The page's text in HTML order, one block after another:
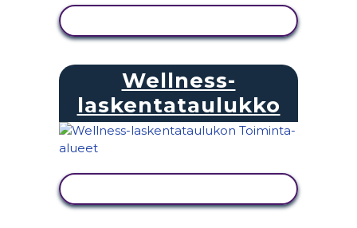
Wellness-
laskentataulukko